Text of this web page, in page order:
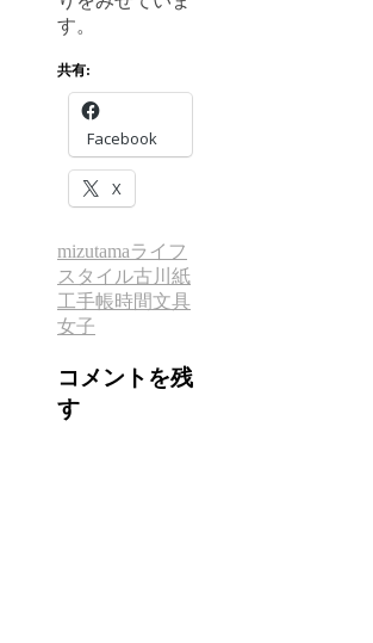
す。
共有:
Facebook
X
mizutamaライフ
スタイル古川紙
工手帳時間文具
女子
コメントを残
す